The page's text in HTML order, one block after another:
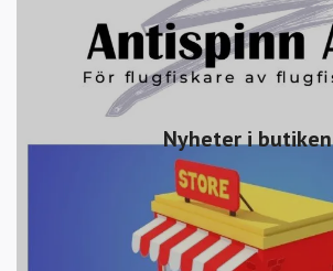
Nyheter i butiken